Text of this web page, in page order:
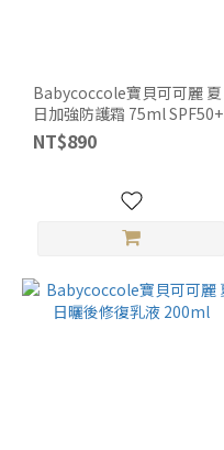
Babycoccole寶貝可可麗 夏
日加強防護霜 75ml SPF50+
NT$890